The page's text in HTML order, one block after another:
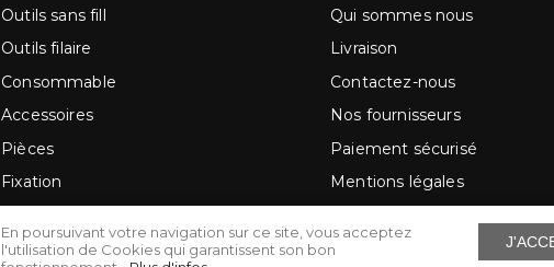
En poursuivant votre navigation sur ce site, vous acceptez
l'utilisation de Cookies qui garantissent son bon
Outils sans fill
Outils filaire
Consommable
Accessoires
Pièces
Fixation
Promos
Qui sommes nous
Livraison
Contactez-nous
Nos fournisseurs
Paiement sécurisé
Mentions légales
Cartes cadeaux